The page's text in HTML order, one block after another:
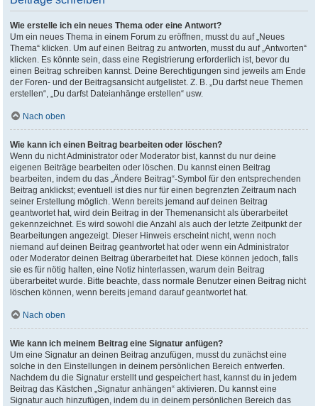
Wie erstelle ich ein neues Thema oder eine Antwort?
Um ein neues Thema in einem Forum zu eröffnen, musst du auf „Neues
Thema“ klicken. Um auf einen Beitrag zu antworten, musst du auf „Antworten“
klicken. Es könnte sein, dass eine Registrierung erforderlich ist, bevor du
einen Beitrag schreiben kannst. Deine Berechtigungen sind jeweils am Ende
der Foren- und der Beitragsansicht aufgelistet. Z. B. „Du darfst neue Themen
erstellen“, „Du darfst Dateianhänge erstellen“ usw.
Nach oben
Wie kann ich einen Beitrag bearbeiten oder löschen?
Wenn du nicht Administrator oder Moderator bist, kannst du nur deine
eigenen Beiträge bearbeiten oder löschen. Du kannst einen Beitrag
bearbeiten, indem du das „Ändere Beitrag“-Symbol für den entsprechenden
Beitrag anklickst; eventuell ist dies nur für einen begrenzten Zeitraum nach
seiner Erstellung möglich. Wenn bereits jemand auf deinen Beitrag
geantwortet hat, wird dein Beitrag in der Themenansicht als überarbeitet
gekennzeichnet. Es wird sowohl die Anzahl als auch der letzte Zeitpunkt der
Bearbeitungen angezeigt. Dieser Hinweis erscheint nicht, wenn noch
niemand auf deinen Beitrag geantwortet hat oder wenn ein Administrator
oder Moderator deinen Beitrag überarbeitet hat. Diese können jedoch, falls
sie es für nötig halten, eine Notiz hinterlassen, warum dein Beitrag
überarbeitet wurde. Bitte beachte, dass normale Benutzer einen Beitrag nicht
löschen können, wenn bereits jemand darauf geantwortet hat.
Nach oben
Wie kann ich meinem Beitrag eine Signatur anfügen?
Um eine Signatur an deinen Beitrag anzufügen, musst du zunächst eine
solche in den Einstellungen in deinem persönlichen Bereich entwerfen.
Nachdem du die Signatur erstellt und gespeichert hast, kannst du in jedem
Beitrag das Kästchen „Signatur anhängen“ aktivieren. Du kannst eine
Signatur auch hinzufügen, indem du in deinem persönlichen Bereich das